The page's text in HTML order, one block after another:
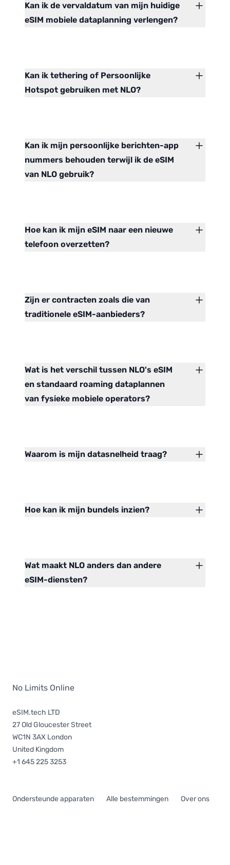
Kan ik de vervaldatum van mijn huidige
eSIM mobiele dataplanning verlengen?
Kan ik tethering of Persoonlijke
Hotspot gebruiken met NLO?
Kan ik mijn persoonlijke berichten-app
nummers behouden terwijl ik de eSIM
van NLO gebruik?
Hoe kan ik mijn eSIM naar een nieuwe
telefoon overzetten?
Zijn er contracten zoals die van
traditionele eSIM-aanbieders?
Wat is het verschil tussen NLO's eSIM
en standaard roaming dataplannen
van fysieke mobiele operators?
Waarom is mijn datasnelheid traag?
Hoe kan ik mijn bundels inzien?
Wat maakt NLO anders dan andere
eSIM-diensten?
No Limits Online
eSIM.tech LTD
27 Old Gloucester Street
WC1N 3AX London
United Kingdom
+1 645 225 3253
Ondersteunde apparaten Alle bestemmingen Over ons